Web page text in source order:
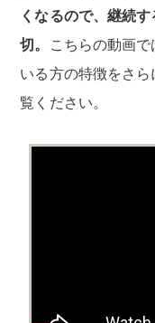
くなるので、継続
切。
こちらの動画
いる方の特徴をさ
覧ください。